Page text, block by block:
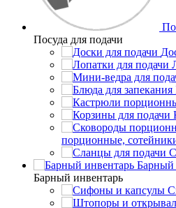
Посуда для подачи
порционные,
Барный
Барный инвентарь